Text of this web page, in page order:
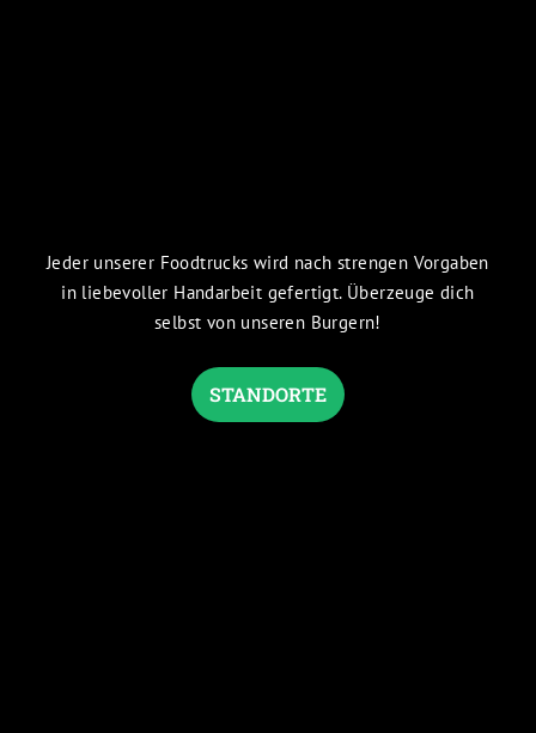
Jeder unserer Foodtrucks wird nach strengen Vorgaben
in liebevoller Handarbeit gefertigt. Überzeuge dich
selbst von unseren Burgern!
STANDORTE